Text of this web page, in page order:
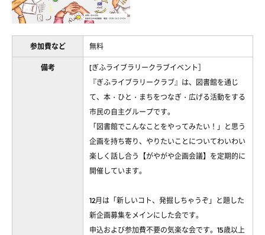
参加費など 無料
備考
[ぎふライブラリークラブイベント］
『ぎふライブラリークラブ』は、図書館を通じ
て、本・ひと・まちをつなぎ・広げる活動をする
市民の自主グループです。
「図書館でこんなことをやってみたい！」と思う
企画を持ち寄り、やりたいことについてわいわい
楽しく話し合う【がやがや企画会議】を定期的に
開催しています。
12月は「新しいコト、発掘しちゃうぞ」と題した
新企画募集をメインにした会です。
申込および参加費不要の気楽な会です。15歳以上